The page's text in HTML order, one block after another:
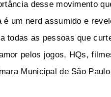
desse movimento
um nerd assumido e
todas as pessoas que
pelos jogos, HQs,
Municipal de São